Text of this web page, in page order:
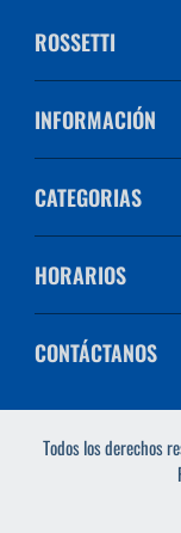
ROSSETTI
INFORMACIÓN
CATEGORIAS
HORARIOS
CONTÁCTANOS
Todos los derechos